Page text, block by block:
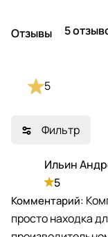
Отзывы 5
Фильтр
Ильин
5
просто находка
5